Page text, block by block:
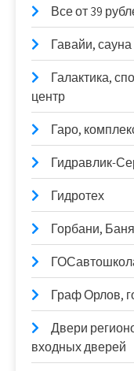
Все от 39
Гавайи, сауна
Галактика,
центр
Гаро,
Гидравлик-
Гидротех
Горбани,
Граф Орлов,
Двери
входных дверей